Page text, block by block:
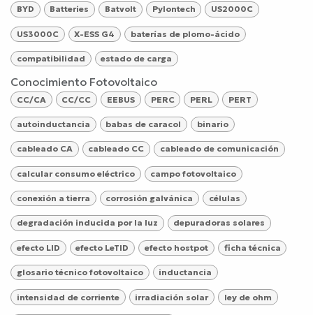
BYD Batteries Batvolt Pylontech US2000C
US3000C X-ESS G4 baterías de plomo-ácido
compatibilidad estado de carga
Conocimiento Fotovoltaico
CC/CA CC/CC EEBUS PERC PERL PERT
autoinductancia babas de caracol binario
cableado CA cableado CC cableado de comunicación
calcular consumo eléctrico campo fotovoltaico
conexión a tierra corrosión galvánica células
degradación inducida por la luz depuradoras solares
efecto LID efecto LeTID efecto hostpot ficha técnica
glosario técnico fotovoltaico inductancia
intensidad de corriente irradiación solar ley de ohm